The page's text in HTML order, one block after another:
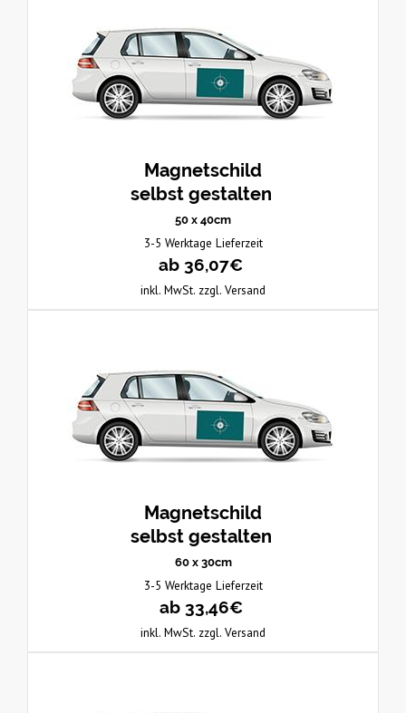
Magnetschild
selbst gestalten
50 x 40cm
3-5 Werktage Lieferzeit
ab 36,07€
inkl. MwSt. zzgl. Versand
Magnetschild
selbst gestalten
60 x 30cm
3-5 Werktage Lieferzeit
ab 33,46€
inkl. MwSt. zzgl. Versand